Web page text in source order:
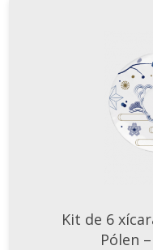
Kit de 6
Pólen